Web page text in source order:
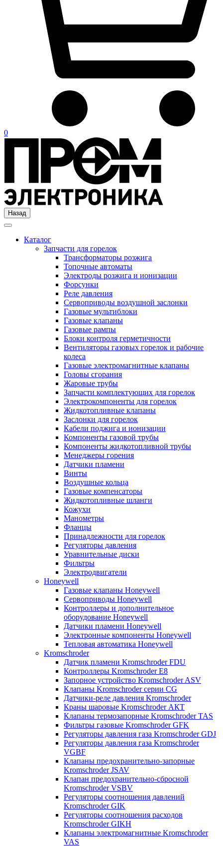
0
Назад
Каталог
Запчасти для горелок
Трансформаторы розжига
Топочные автоматы
Электроды розжига и ионизации
Форсунки
Реле давления
Сервоприводы воздушной заслонки
Газовые мультиблоки
Газовые клапаны
Газовые рампы
Блоки контроля герметичности
Вентиляторы газовых горелок и рабочие
колеса
Газовые электромагнитные клапаны
Головы сгорания
Жаровые трубы
Запчасти комплектующих для горелок
Электрокомпоненты для горелок
Жидкотопливные клапаны
Заслонки для горелок
Кабели поджига и ионизации
Компоненты газовой трубы
Компоненты жидкотопливной трубы
Менеджеры горения
Датчики пламени
Винты
Воздушные кольца
Газовые компенсаторы
Жидкотопливные шланги
Кожухи
Манометры
Фланцы
Принадлежности для горелок
Регуляторы давления
Уравнительные диски
Фильтры
Электродвигатели
Honeywell
Газовые клапаны Honeywell
Сервоприводы Honeywell
Контроллеры и дополнительное
оборудование Honeywell
Датчики пламени Honeywell
Электронные компоненты Honeywell
Тепловая автоматика Honeywell
Kromschroder
Датчик пламени Kromschroder FDU
Контроллеры Kromschroder E8
Запорное устройство Kromschroder ASV
Клапаны Kromschroder серии CG
Датчики-реле давления Kromschroder
Краны шаровые Kromschroder АКТ
Клапаны термозапорные Kromschroder TAS
Фильтры газовые Kromschroder GFK
Регуляторы давления газа Kromschroder GDJ
Регуляторы давления газа Kromschroder
VGBF
Клапаны предохранительно-запорные
Kromschroder JSAV
Клапан предохранительно-сбросной
Kromschroder VSBV
Регуляторы соотношения давлений
Kromschroder GIK
Регуляторы соотношения расходов
Kromschroder GIKH
Клапаны электромагнитные Kromschroder
VAS